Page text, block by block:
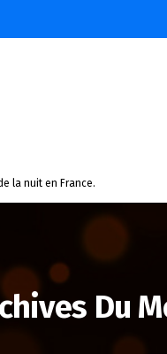
la nuit en France.
Du